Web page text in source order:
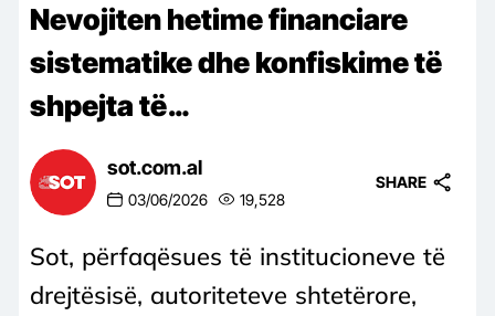
Nevojiten hetime financiare
sistematike dhe konfiskime të
shpejta të…
sot.com.al
03/06/2026 19,528
SHARE
Sot, përfaqësues të institucioneve të
drejtësisë, autoriteteve shtetërore,